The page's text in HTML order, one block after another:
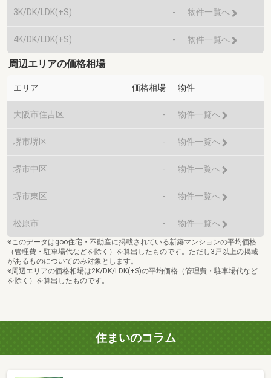
3K/DK/LDK(+S) - 物件一覧へ
4K/DK/LDK(+S) - 物件一覧へ
周辺エリアの価格相場
エリア 価格相場 物件
大阪市住吉区 - 物件一覧へ
堺市堺区 - 物件一覧へ
堺市中区 - 物件一覧へ
堺市東区 - 物件一覧へ
松原市 - 物件一覧へ
※このデータはgoo住宅・不動産に掲載されている新築マンションの平均価格
（管理費・駐車場代などを除く）を算出したものです。ただし3戸以上の掲載
があるものについてのみ対象とします。
※周辺エリアの価格相場は2K/DK/LDK(+S)の平均価格（管理費・駐車場代など
を除く）を算出したものです。
住まいのコラム